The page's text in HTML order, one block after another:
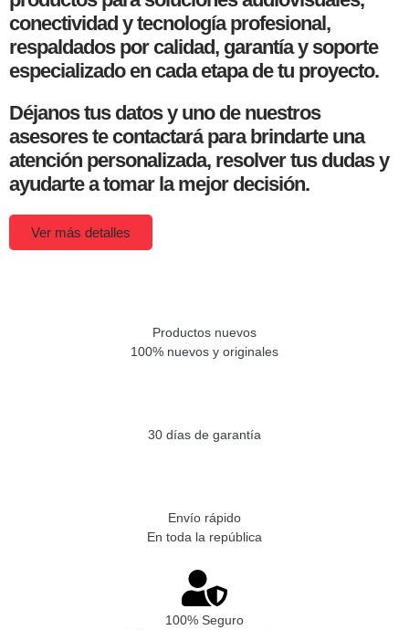
conectividad y tecnología profesional,
respaldados por calidad, garantía y soporte
especializado en cada etapa de tu proyecto.
Déjanos tus datos y uno de nuestros
asesores te contactará para brindarte una
atención personalizada, resolver tus dudas y
ayudarte a tomar la mejor decisión.
Ver más detalles
Productos nuevos
100% nuevos y originales
30 días de garantía
Envío rápido
En toda la república
100% Seguro